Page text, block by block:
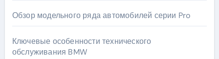
Обзор модельного ряда автомобилей серии Pro
Ключевые особенности технического
обслуживания BMW